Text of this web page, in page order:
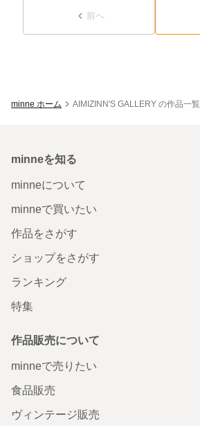
前へ
minne ホーム AIMIZINN'S GALLERY の作品一覧
minneを知る
minneについて
minneで買いたい
作品をさがす
ショップをさがす
ランキング
特集
作品販売について
minneで売りたい
食品販売
ヴィンテージ販売